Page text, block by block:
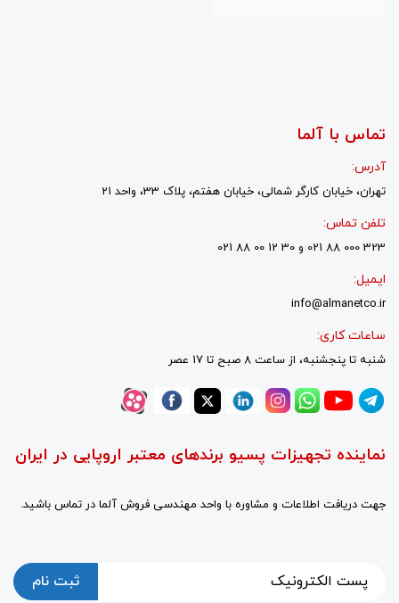
تماس با آلما
آدرس:
تهران، خیابان کارگر شمالی، خیابان هفتم، پلاک 33، واحد 21
تلفن تماس:
323 000 88 021 و 30 12 00 88 021
ایمیل:
info@almanetco.ir
ساعات کاری:
شنبه تا پنجشنبه، از ساعت 8 صبح تا 17 عصر
نماینده تجهیزات پسیو برندهای معتبر اروپایی در ایران
جهت دریافت اطلاعات و مشاوره با واحد مهندسی فروش آلما در تماس باشید.
ثبت نام